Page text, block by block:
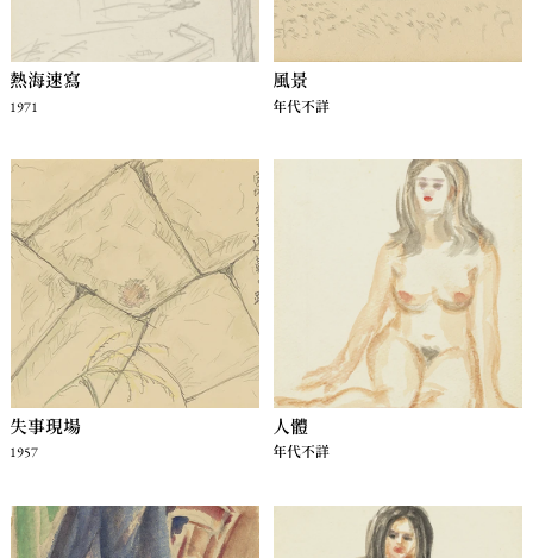
熱海速寫
1971
風景
年代不詳
失事現場
1957
人體
年代不詳